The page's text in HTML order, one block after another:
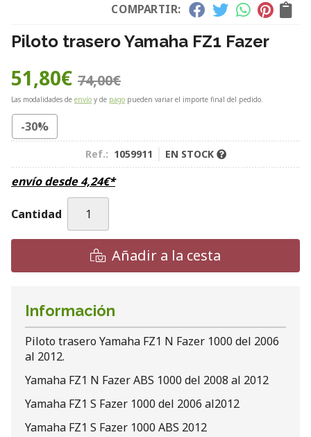
COMPARTIR:
Piloto trasero Yamaha FZ1 Fazer
51,80€ 74,00€
Las modalidades de envío y de pago pueden variar el importe final del pedido.
-30%
Ref.: 1059911 EN STOCK
envío desde4,24€*
Cantidad
Añadir a la cesta
Información
Piloto trasero Yamaha FZ1 N Fazer 1000 del 2006
al 2012.
Yamaha FZ1 N Fazer ABS 1000 del 2008 al 2012
Yamaha FZ1 S Fazer 1000 del 2006 al2012
Yamaha FZ1 S Fazer 1000 ABS 2012